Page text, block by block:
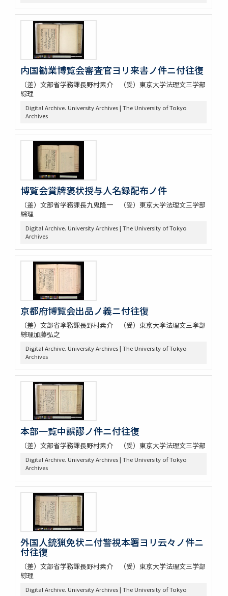
内国勧業博覧会審査官ヨリ来書ノ件ニ付往復
（差）文部省学務課長野村素介 （受）東京大学法理文三学部
綜理
Digital Archive. University Archives | The University of Tokyo
Archives
博覧会賞牌褒状授与人名録配布ノ件
（差）文部省学務課長九鬼隆一 （受）東京大学法理文三学部
綜理
Digital Archive. University Archives | The University of Tokyo
Archives
京都府博覧会出品ノ義ニ付往復
（差）文部省斈務課長野村素介 （受）東京大斈法理文三斈部
綜理加藤弘之
Digital Archive. University Archives | The University of Tokyo
Archives
本部一覧中誤謬ノ件ニ付往復
（差）文部省学務課長野村素介 （受）東京大学法理文三学部
Digital Archive. University Archives | The University of Tokyo
Archives
外国人銃猟免状ニ付警視本署ヨリ云々ノ件ニ
付往復
（差）文部省学務課長野村素介 （受）東京大学法理文三学部
綜理
Digital Archive. University Archives | The University of Tokyo